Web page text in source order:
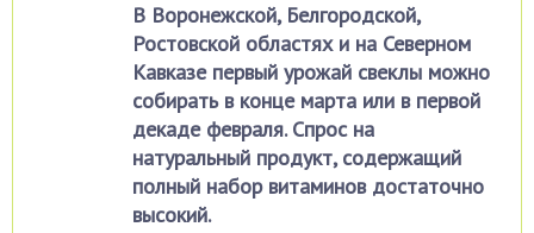
В Воронежской, Белгородской,
Ростовской областях и на Северном
Кавказе первый урожай свеклы можно
собирать в конце марта или в первой
декаде февраля. Спрос на
натуральный продукт, содержащий
полный набор витаминов достаточно
высокий.